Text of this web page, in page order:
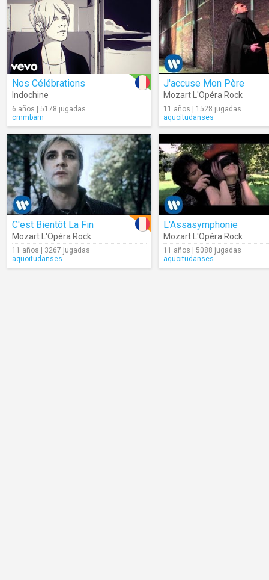
Nos Célébrations
Indochine
6 años | 5178 jugadas
cmmbarn
J'accuse Mon Père
Mozart L'Opéra Rock
11 años | 1528 jugadas
aquoitudanses
C'est Bientôt La Fin
Mozart L'Opéra Rock
11 años | 3267 jugadas
aquoitudanses
L'Assasymphonie
Mozart L'Opéra Rock
11 años | 5088 jugadas
aquoitudanses